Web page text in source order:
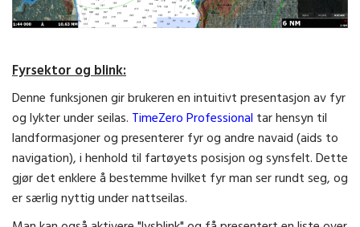
Fyrsektor og blink:
Denne funksjonen gir brukeren en intuitivt presentasjon av fyr
og lykter under seilas. TimeZero Professional tar hensyn til
landformasjoner og presenterer fyr og andre navaid (aids to
navigation), i henhold til fartøyets posisjon og synsfelt. Dette
gjør det enklere å bestemme hvilket fyr man ser rundt seg, og
er særlig nyttig under nattseilas.